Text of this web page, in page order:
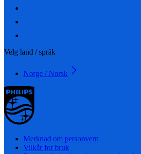
Velg land / språk
Norge / Norsk
Merknad om personvern
Vilkår for bruk